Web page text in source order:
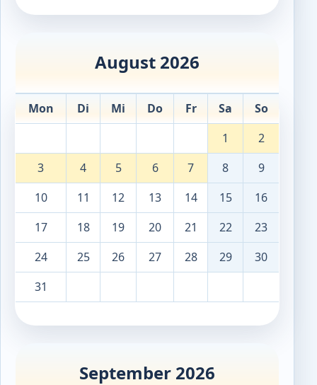
August 2026
Mon Di Mi Do Fr Sa
So
1
2
3
4 5 6 7 8
9
10
11 12 13 14 15
16
17
18 19 20 21 22
23
24
25 26 27 28 29
30
31
September 2026